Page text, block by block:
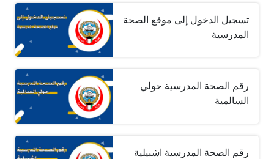
تسجيل الدخول إلى موقع الصحة
المدرسية
رقم الصحة المدرسية حولي
السالمية
رقم الصحة المدرسية اشبيلية